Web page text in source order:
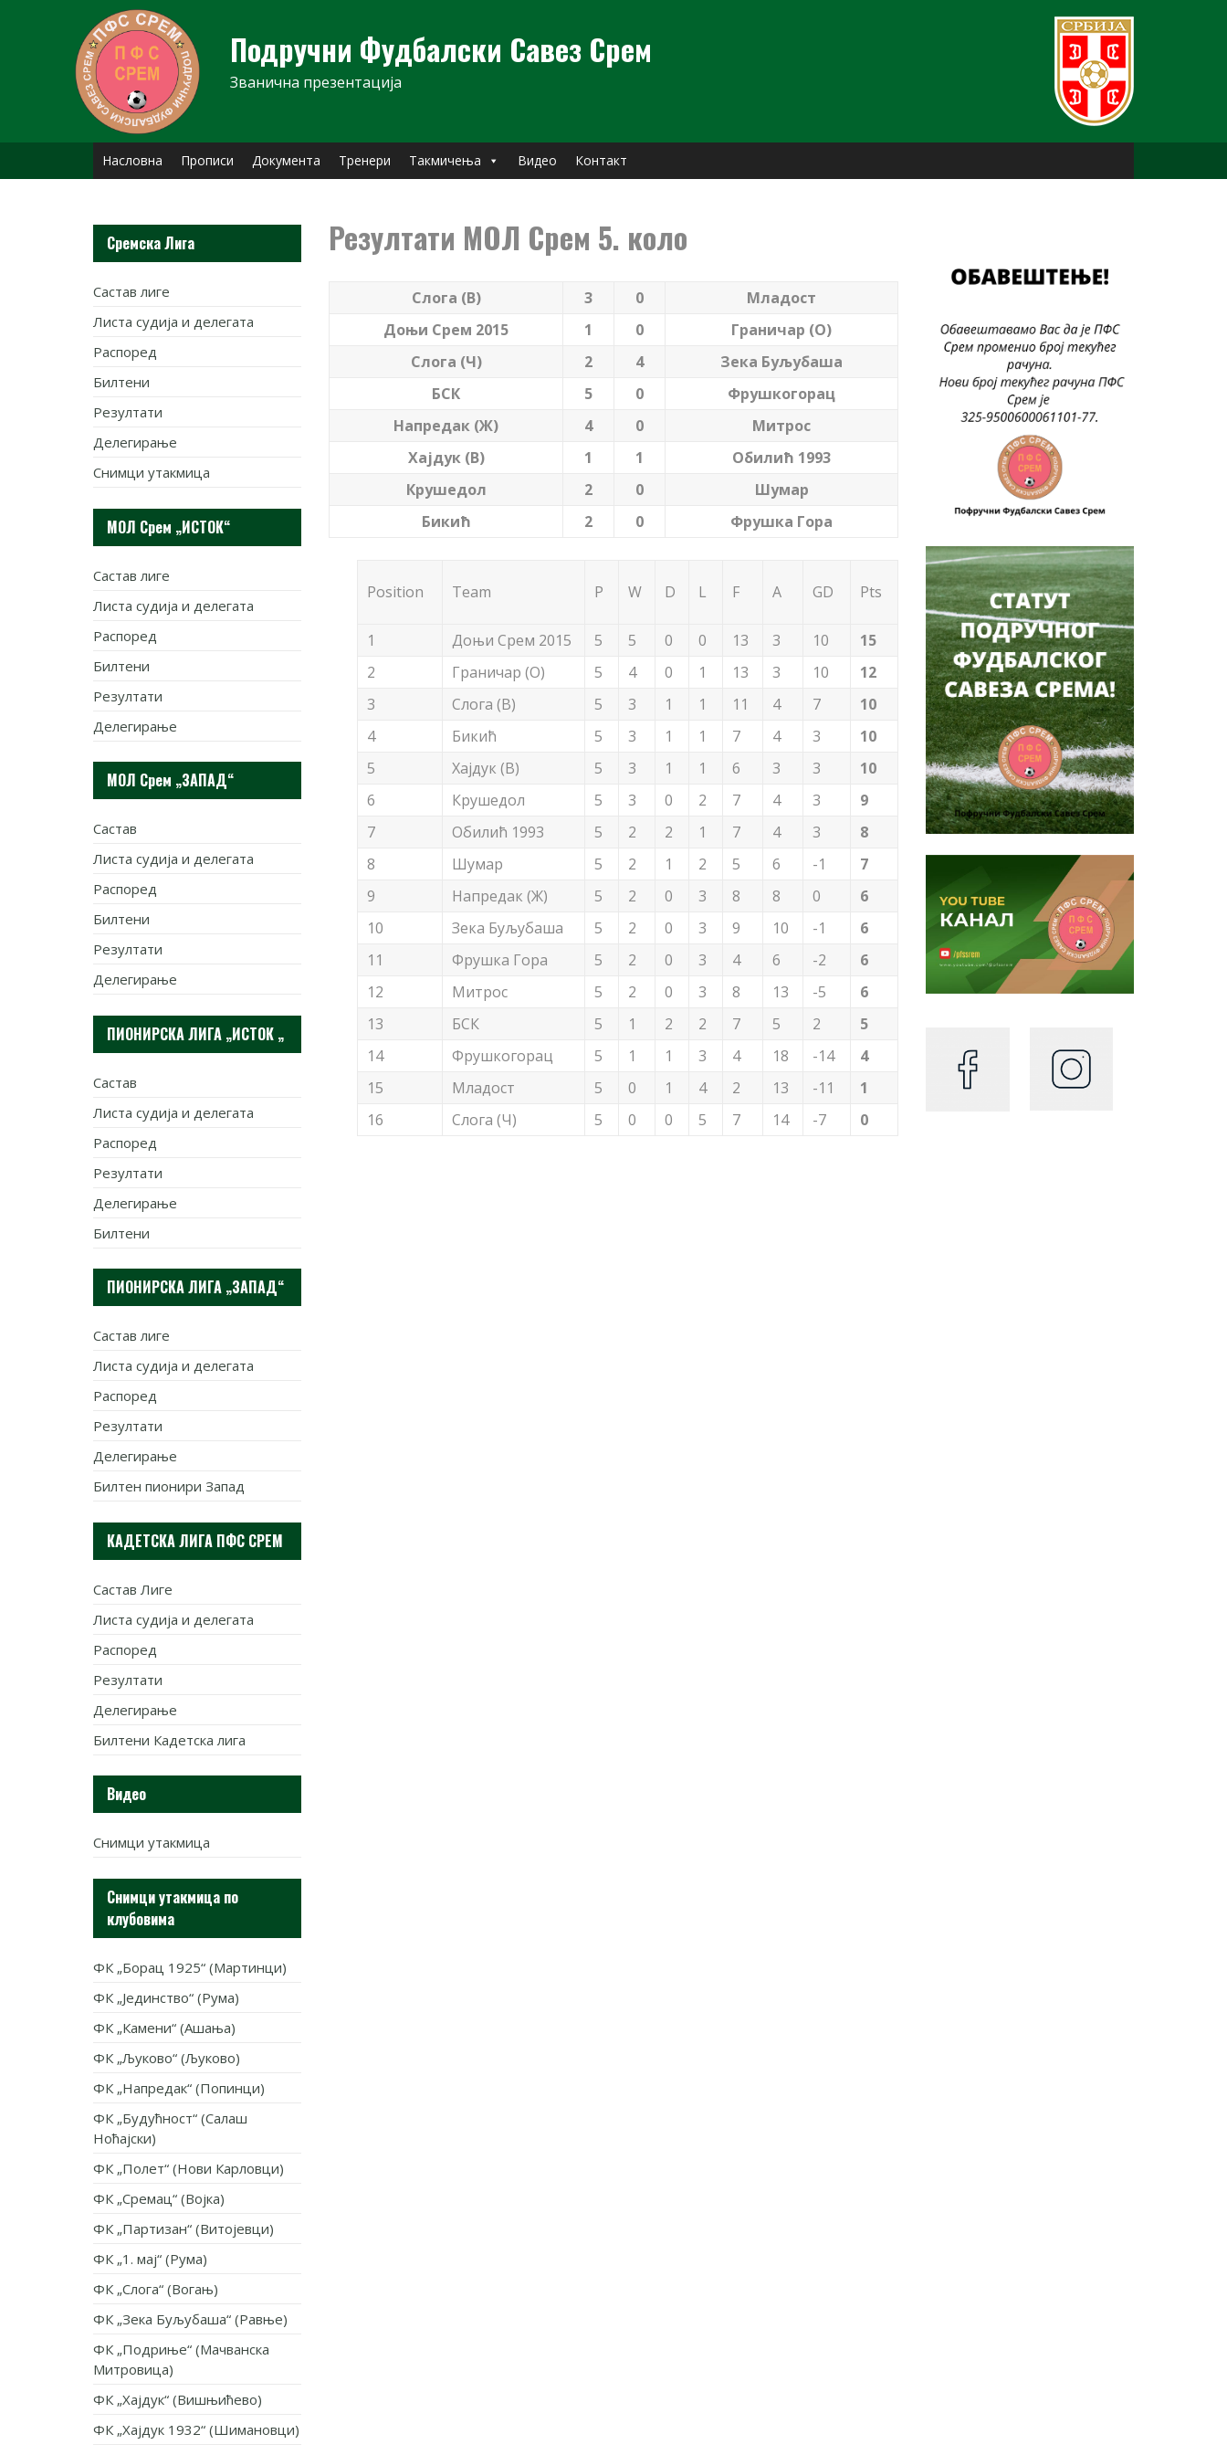
Подручни Фудбалски Савез Срем
Званична презентација
Насловна Прописи Документа Тренери Такмичења Видео Контакт
Резултати МОЛ Срем 5. коло
Слога (В) 3 0
Младост
Доњи Срем 2015
1 0
Граничар (О)
Слога (Ч)
2 4
Зека Буљубаша
БСК
5 0
Фрушкогорац
Напредак (Ж)
4 0
Митрос
Хајдук (В)
1 1
Обилић 1993
Крушедол
2 0
Шумар
Бикић
2 0 Фрушка Гора
Position Team P W D L F A GD Pts
1 Доњи Срем 2015 5 5 0 0 13 3 10
15
2
Граничар (О) 5 4 0 1 13 3 10
12
3
Слога (В) 5 3 1 1 11 4 7
10
4
Бикић 5 3 1 1 7 4 3
10
5
Хајдук (В) 5 3 1 1 6 3 3
10
6
Крушедол 5 3 0 2 7 4 3
9
7
Обилић 1993 5 2 2 1 7 4 3
8
8
Шумар 5 2 1 2 5 6 -1
7
9
Напредак (Ж) 5 2 0 3 8 8 0
6
10
Зека Буљубаша 5 2 0 3 9 10 -1
6
11
Фрушка Гора 5 2 0 3 4 6 -2
6
12
Митрос 5 2 0 3 8 13 -5
6
13
БСК 5 1 2 2 7 5 2
5
14
Фрушкогорац 5 1 1 3 4 18 -14
4
15
Младост 5 0 1 4 2 13 -11
1
16
Слога (Ч) 5 0 0 5 7 14 -7 0
Сремска Лига
Састав лиге
Листа судија и делегата
Распоред
Билтени
Резултати
Делегирање
Снимци утакмица
МОЛ Срем „ИСТОК“
Састав лиге
Листа судија и делегата
Распоред
Билтени
Резултати
Делегирање
МОЛ Срем „ЗАПАД“
Састав
Листа судија и делегата
Распоред
Билтени
Резултати
Делегирање
ПИОНИРСКА ЛИГА „ИСТОК „
Састав
Листа судија и делегата
Распоред
Резултати
Делегирање
Билтени
ПИОНИРСКА ЛИГА „ЗАПАД“
Састав лиге
Листа судија и делегата
Распоред
Резултати
Делегирање
Билтен пионири Запад
КАДЕТСКА ЛИГА ПФС СРЕМ
Састав Лиге
Листа судија и делегата
Распоред
Резултати
Делегирање
Билтени Кадетска лига
Видео
Снимци утакмица
Снимци утакмица по
клубовима
ФК „Борац 1925“ (Мартинци)
ФК „Јединство“ (Рума)
ФК „Камени“ (Ашања)
ФК „Љуково“ (Љуково)
ФК „Напредак“ (Попинци)
ФК „Будућност“ (Салаш
Ноћајски)
ФК „Полет“ (Нови Карловци)
ФК „Сремац“ (Војка)
ФК „Партизан“ (Витојевци)
ФК „1. мај“ (Рума)
ФК „Слога“ (Вогањ)
ФК „Зека Буљубаша“ (Равње)
ФК „Подриње“ (Мачванска
Митровица)
ФК „Хајдук“ (Вишњићево)
ФК „Хајдук 1932“ (Шимановци)